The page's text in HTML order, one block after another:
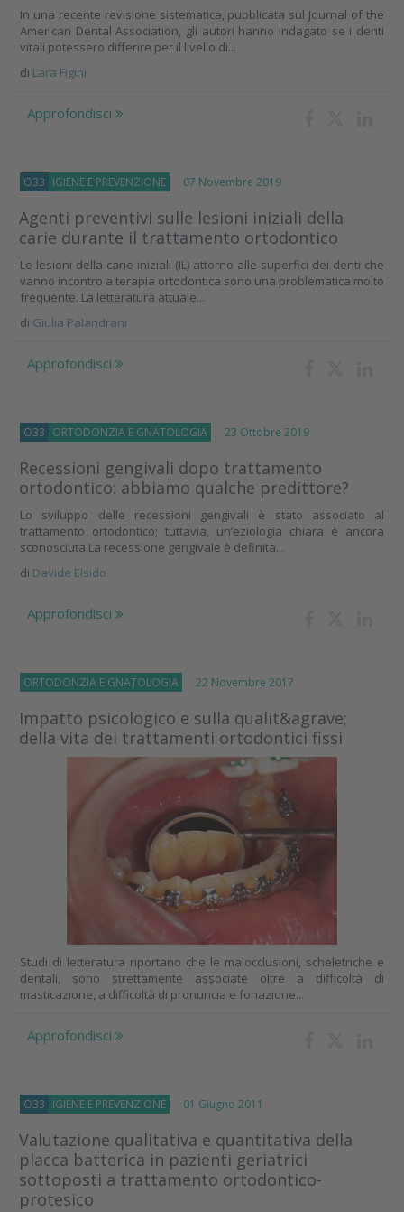
In una recente revisione sistematica, pubblicata sul Journal of the
American Dental Association, gli autori hanno indagato se i denti
vitali potessero differire per il livello di...
di Lara Figini
Approfondisci
O33 IGIENE E PREVENZIONE 07 Novembre 2019
Agenti preventivi sulle lesioni iniziali della
carie durante il trattamento ortodontico
Le lesioni della carie iniziali (IL) attorno alle superfici dei denti che
vanno incontro a terapia ortodontica sono una problematica molto
frequente. La letteratura attuale...
di Giulia Palandrani
Approfondisci
O33 ORTODONZIA E GNATOLOGIA 23 Ottobre 2019
Recessioni gengivali dopo trattamento
ortodontico: abbiamo qualche predittore?
Lo sviluppo delle recessioni gengivali è stato associato al
trattamento ortodontico; tuttavia, un’eziologia chiara è ancora
sconosciuta.La recessione gengivale è definita...
di Davide Elsido
Approfondisci
ORTODONZIA E GNATOLOGIA 22 Novembre 2017
Impatto psicologico e sulla qualit&agrave;
della vita dei trattamenti ortodontici fissi
Studi di letteratura riportano che le malocclusioni, scheletriche e
dentali, sono strettamente associate oltre a difficoltà di
masticazione, a difficoltà di pronuncia e fonazione...
Approfondisci
O33 IGIENE E PREVENZIONE 01 Giugno 2011
Valutazione qualitativa e quantitativa della
placca batterica in pazienti geriatrici
sottoposti a trattamento ortodontico-
protesico